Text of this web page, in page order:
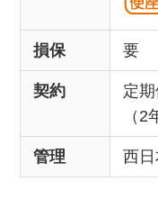
損保 要
契約
定
（2
管理 西